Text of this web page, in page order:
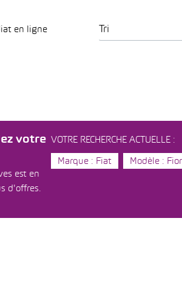
en ligne Tri
votre
est en
d'offres.
VOTRE RECHERCHE ACTUELLE :
Marque : Fiat
Modèle :